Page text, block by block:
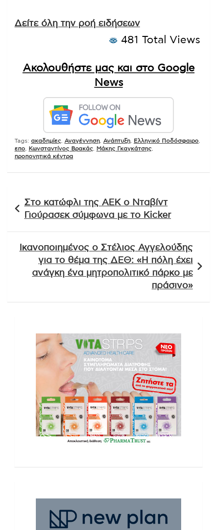
Δείτε όλη την ροή ειδήσεων
481 Total Views
Ακολουθήστε μας και στο Google
News
Tags: ακαδημίες Αναγέννηση Ανάπτυξη Ελληνικό Ποδόσφαιρο
επο
Κωνσταντίνος Βρακάς Μάκης Γκαγκάτσης
προπονητικά κέντρα
άρθρων
Στο κατώφλι της ΑΕΚ ο Νταβίντ
Γιούρασεκ σύμφωνα με το Kicker
Ικανοποιημένος ο Στέλιος Αγγελούδης
για το θέμα της ΔΕΘ: «Η πόλη έχει
ανάγκη ένα μητροπολιτικό πάρκο με
πράσινο»